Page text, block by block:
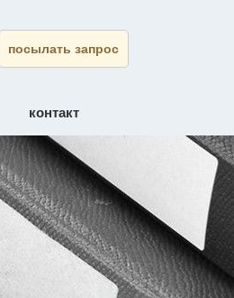
посылать запрос
контакт